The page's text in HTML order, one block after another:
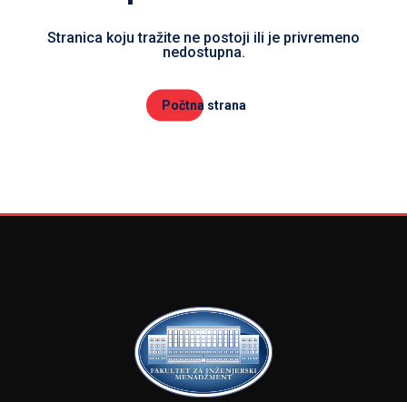
Stranica koju tražite ne postoji ili je privremeno
nedostupna.
Počtna strana